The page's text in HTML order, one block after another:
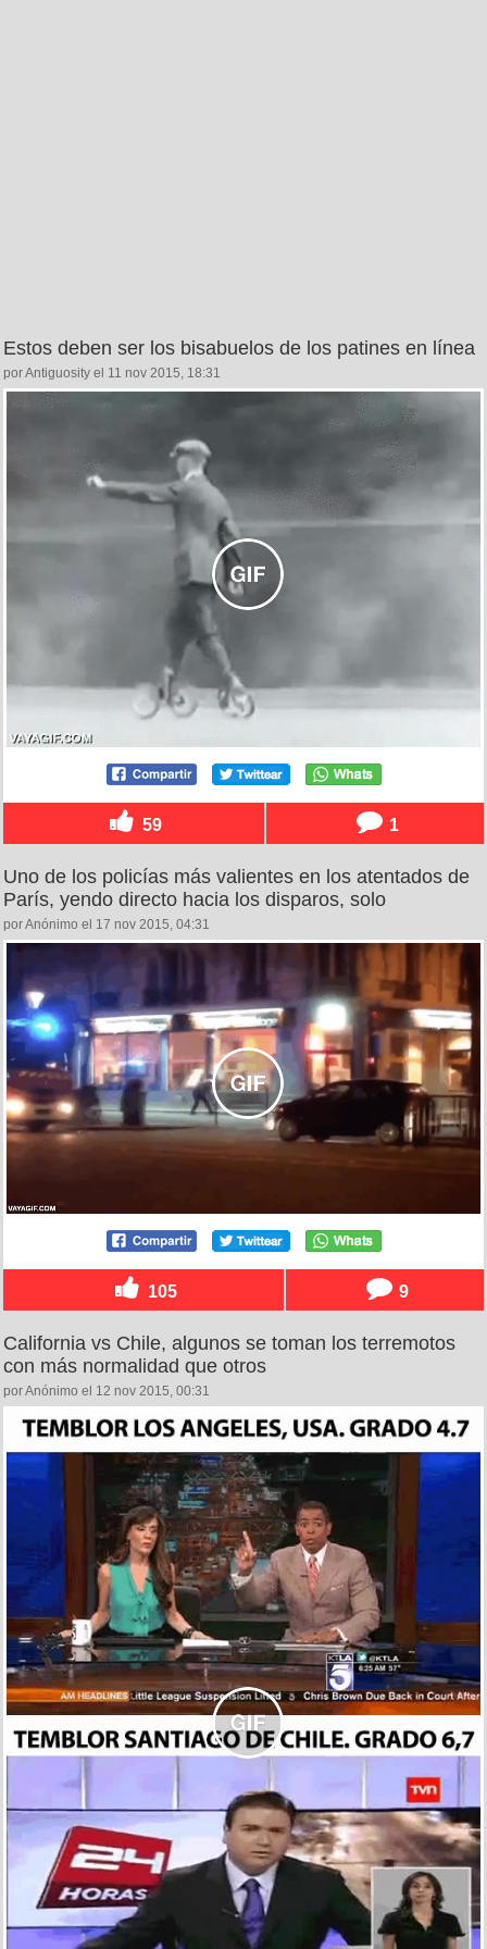
Estos deben ser los bisabuelos de los patines en línea
por Antiguosity el 11 nov 2015, 18:31
59 1
Uno de los policías más valientes en los atentados de
París, yendo directo hacia los disparos, solo
por Anónimo el 17 nov 2015, 04:31
105 9
California vs Chile, algunos se toman los terremotos
con más normalidad que otros
por Anónimo el 12 nov 2015, 00:31